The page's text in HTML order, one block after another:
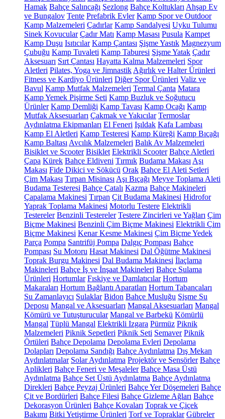
Hamak Bahçe Salıncağı Şezlong Bahçe Koltukları Ahşap Ev
ve Bungalov Tente Prefabrik Evler Kamp Spor ve Outdoor
Kamp Malzemeleri Çadırlar Kamp Sandalyesi Uyku Tulumu
Sinek Kovucular Çadır Matı Kamp Masası Pusula Kampet
Kamp Duşu Isıtıcılar Kamp Çantası Şişme Yastık Magnezyum
Çubuğu Kamp Tuvaleti Kamp Taburesi Şişme Yatak Çadır
Aksesuarı Sırt Çantası Hayatta Kalma Malzemeleri Spor
Aletleri Pilates, Yoga ve Jimnastik Ağırlık ve Halter Ürünleri
Fitness ve Kardiyo Ürünleri Diğer Spor Ürünleri Valiz ve
Bavul Kamp Mutfak Malzemeleri Termal Çanta Matara
Kamp Yemek Pişirme Seti Kamp Buzluk ve Soğutucu
Ürünler Kamp Demliği Kamp Tavası Kamp Ocağı Kamp
Mutfak Aksesuarları Çakmak ve Yakıcılar Termoslar
Aydınlatma Ekipmanları El Feneri Işıldak Kafa Lambası
Kamp El Aletleri Kamp Testeresi Kamp Küreği Kamp Bıçağı
Kamp Baltası Avcılık Malzemeleri Balık Av Malzemeleri
Bisiklet ve Scooter Bisiklet Elektrikli Scooter Bahçe Aletleri
Çapa Kürek Bahçe Eldiveni Tırmık Budama Makası Aşı
Makası Fide Dikici ve Sökücü Orak Bahçe El Aleti Setleri
Çim Makası Tırpan Misinası Aşı Bıçağı Meyve Toplama Aleti
Budama Testeresi Bahçe Çatalı Kazma Bahçe Makineleri
Çapalama Makinesi Tırpan Çit Budama Makinesi Hidrofor
Yaprak Toplama Makinesi Motorlu Testere Elektrikli
Testereler Benzinli Testereler Testere Zincirleri ve Yağları Çim
Biçme Makinesi Benzinli Çim Biçme Makinesi Elektrikli Çim
Biçme Makinesi Kenar Kesme Makinesi Çim Biçme Yedek
Parça Pompa Santrifüj Pompa Dalgıç Pompası Bahçe
Pompası Su Motoru Hasat Makinesi Dal Öğütme Makinesi
Toprak Burgu Makinesi Dal Budama Makinesi İlaçlama
Makineleri Bahçe İş ve İnşaat Makineleri Bahçe Sulama
Ürünleri Hortumlar Fıskiye ve Damlatıcılar Hortum
Makaraları Hortum Bağlantı Aparatları Hortum Tabancaları
Su Zamanlayıcı Sulaklar Bidon Bahçe Musluğu Şişme Su
Deposu Mangal ve Aksesuarları Mangal Aksesuarları Mangal
Kömürü ve Tutuşturucular Mangal ve Barbekü Kömürlü
Mangal Tüplü Mangal Elektrikli Izgara Pürmüz Piknik
Malzemeleri Piknik Sepetleri Piknik Seti Semaver Piknik
Örtüleri Bahçe Depolama Depolama Evleri Depolama
Dolapları Depolama Sandığı Bahçe Aydınlatma Dış Mekan
Aydınlatmalar Solar Aydınlatma Projektör ve Sensörler Bahçe
Aplikleri Bahçe Feneri ve Meşaleler Bahçe Masa Üstü
Aydınlatma Bahçe Set Üstü Aydınlatma Bahçe Aydınlatma
Direkleri Bahçe Peyzaj Ürünleri Bahçe Yer Döşemeleri Bahçe
Çit ve Bordürleri Bahçe Filesi Bahçe Gizleme Ağları Bahçe
Dekorasyon Ürünleri Bahçe Kovaları Toprak ve Çiçek
Bakımı Bitki Yetiştirme Ürünleri Torf ve Topraklar Gübreler